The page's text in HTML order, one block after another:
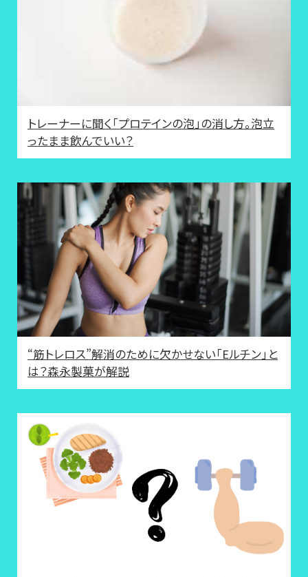
トレーナーに聞く「プロテインの泡」の消し方。泡立
ったまま飲んでいい？
“筋トレロス”解消のために欠かせない「Eルチン」と
は？森永製菓が解説